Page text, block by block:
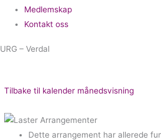
Medlemskap
Kontakt oss
URG – Verdal
Tilbake til kalender månedsvisning
Dette arrangement har allerede